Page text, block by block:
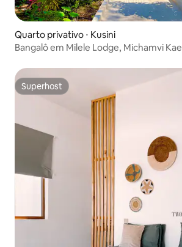
Quarto privativo ⋅ Kusini
Bangalô em Milele Lodge, Michamvi Kae
Superhost
Superhost